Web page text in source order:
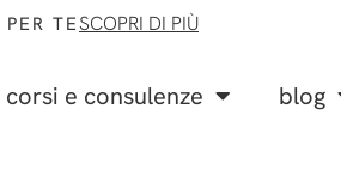
TESCOPRI DI PIÙ
corsi e consulenze blog